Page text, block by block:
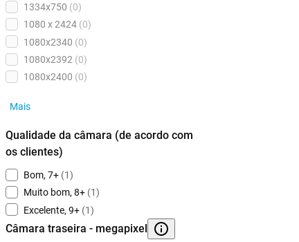
1334x750 (0)
1080 x 2424 (0)
1080x2340 (0)
1080x2392 (0)
1080x2400 (0)
Mais
Qualidade da câmara (de acordo com
os clientes)
Bom, 7+ (1)
Muito bom, 8+ (1)
Excelente, 9+ (1)
Câmara traseira - megapixel